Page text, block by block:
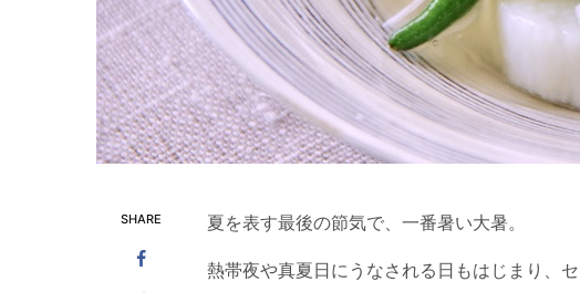
SHARE 夏を表す最後の節気で、一番暑い大暑。
熱帯夜や真夏日にうなされる日もはじまり、